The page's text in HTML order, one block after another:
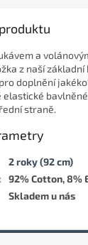
a
z naší
doplnění
elastické
straně.
2 roky (92 cm)
: 92% Cotton, 8%
Skladem u nás